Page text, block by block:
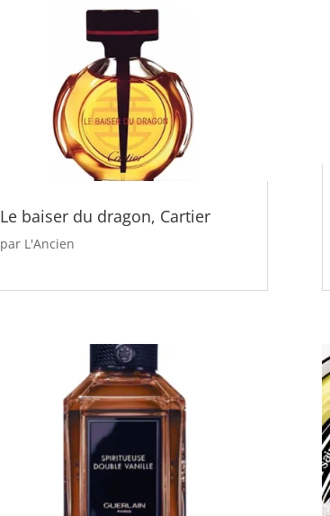
Le baiser du dragon, Cartier
par L'Ancien